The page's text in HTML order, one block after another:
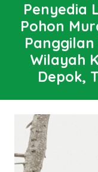
Penyedia
Pohon
Wilayah
Depok,